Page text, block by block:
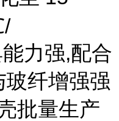
力强,配合
玻纤增强强
批量生产